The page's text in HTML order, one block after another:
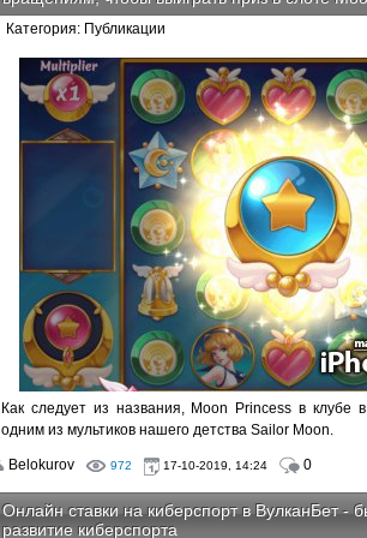
Категория: Публикации
Как следует из названия, Moon Princess в клубе
одним из мультиков нашего детства Sailor Moon.
Belokurov 972 17-10-2019, 14:24 0
Онлайн ставки на киберспорт в ВулканБет -
развитие киберспорта